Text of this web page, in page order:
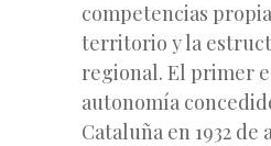
competencias
territorio y la
regional. El primer
autonomía
Cataluña en 1932 de